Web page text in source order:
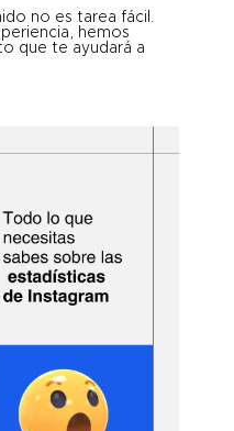
no es tarea fácil.
hemos
que te ayudará a